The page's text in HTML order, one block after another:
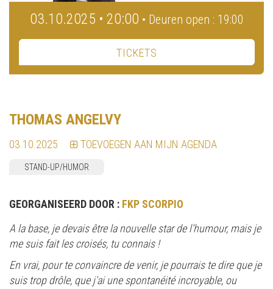
03.10.2025 • 20:00 • Deuren open : 19:00
TICKETS
THOMAS ANGELVY
03.10.2025 TOEVOEGEN AAN MIJN AGENDA
STAND-UP/HUMOR
GEORGANISEERD DOOR : FKP SCORPIO
A la base, je devais être la nouvelle star de l'humour, mais je
me suis fait les croisés, tu connais !
En vrai, pour te convaincre de venir, je pourrais te dire que je
suis trop drôle, que j'ai une spontanéité incroyable, ou